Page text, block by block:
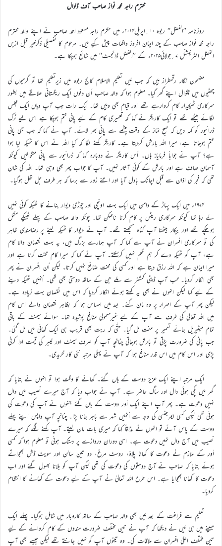
محترم راجہ محمد نواز صاحب آف ڈلوال
روزنامہ ’’الفضل‘‘ ربوہ ۱۰؍اپریل۲۰۱۴ء میں مکرم راجہ مسعود احمد صاحب نے اپنے والد محترم
راجہ محمد نواز صاحب کے چند ایمان افروز واقعات پیش کیے ہیں۔ مرحوم کا تفصیلی ذکرخیر قبل ازیں
الفضل انٹرنیشنل ۷؍جولائی۲۰۲۵ء کے ’’الفضل ڈائجسٹ‘‘ میں شائع ہوچکا ہے۔
مضمون نگار رقمطراز ہیں کہ جب مَیں تعلیم الاسلام کالج ربوہ میں زیرتعلیم تھا تو گرمیوں کی
چھٹیوں میں چکوال اپنے گھر گیا۔ معلوم ہوا کہ والد صاحب اُن دنوں ایک ریگستانی علاقے میں بطور
سرکاری ٹھیکیدار کام کروارہے تھے اور قیام بھی وہیں تھا۔ ایک رات جب آپ وہاں ایک مجلس
لگائے بیٹھے تھے تو ایک کاریگر نے کہا کہ تعمیری کام کے لیے پانی ختم ہوچکا ہے اس لیے ٹرک
ڈرائیور کو کہہ دیں کہ صبح نماز کے وقت چشمے سے پانی بھر لائے۔ آپ نے کہا کہ جب بھی پانی
ختم ہوجاتا ہے، میرا اللہ بارش کردیتا ہے۔ کاریگر کہنے لگا کہ کیا اللہ نے اس کا ٹھیکہ لیا ہوا
ہے؟ آپ نے جواباً فرمایا: ہاں۔ اُس کاریگر نے دوبارہ کہا کہ ڈرائیور سے پانی منگوالیں کیونکہ
آسمان صاف ہے اور بارش کے کوئی آثار نہیں۔ آپ کا جواب پھر بھی وہی تھا۔ اللہ کی شان
تھی کہ فجر کی اذان سے قبل اچانک بادل آیا اور اتنے زور سے برسا کہ ہر طرف جل تھل ہوگیا۔
۱۹۷۴ء میں ایک پہاڑ کے دامن میں ایک بہت اونچی اور چوڑی دیوار بنانے کا ٹھیکہ کوئی نہیں
لے رہا تھا کیونکہ سرکاری ریٹس پر کام کرنا ناممکن تھا۔ چونکہ والد صاحب کے پہلے ٹھیکے مکمل
ہوچکے تھے اور بیکار بیٹھنا آپ گناہ سمجھتے تھے۔ آپ نے دیوار کا ٹھیکہ لینے پر رضامندی ظاہر
کی تو سرکاری افسران نے آپ سے کہا کہ آپ ہمارے بزرگ ہیں، یہ بہت نقصان والا کام
ہے، آپ کو ٹھیکہ دے کر ہم ظلم نہیں کرسکتے۔ آپ نے کہا کہ میرا کام محنت کرنا ہے اور
میرا ایمان ہے کہ اللہ رزق دیتا ہے اور کسی کی محنت ضائع نہیں کرتا۔ لیکن اُن افسران نے پھر
بھی انکار کردیا۔ تب آپ ڈپٹی کمشنر سے ملے جن کے ساتھ دوستی بھی تھی۔ اُنہیں ٹھیکہ دینے
کے لیے کہا لیکن انہوں نے بھی یہ کہتے ہوئے انکار کردیا کہ اس میں نقصان بہت زیادہ ہے۔
لیکن پھر آپ کے اصرار پر وہ مان گئے۔ بعد میں احساس ہوا کہ بظاہر نقصان والے اس کام
میں اللہ تعالیٰ کی طرف سے آپ کے لیے غیرمعمولی منافع پوشیدہ تھا۔ سوائے سیمنٹ کے باقی
تمام میٹیریل جائے تعمیر پر مفت مل گیا۔ حتّٰی کہ ریت بھی قریب ہی ایک کھائی میں مل گئی۔
جب پانی کی ضرورت پڑتی تو بارش ہوجاتی چنانچہ آپ کو صرف سیمنٹ اور لیبر کی قیمت ادا کرنی
پڑی اور اس کام میں اس قدر منافع ہوا کہ آپ نے پہلی مرتبہ نئی کار خریدی۔
ایک مرتبہ اپنے ایک عزیز دوست کے ہاں گئے۔ کھانے کا وقت ہوا تو انہوں نے بتایا کہ
گھر میں پکی ہوئی دال اور ساگ حاضر ہے۔ آپ نے جواب دیا کہ آج میرے نصیب میں دال
نہیں دعوت ہے۔ پھر آپ اپنے ایک اَور دوست کے ہاں گئے جنہوں نے آپ کی دعوت کی
ہوئی تھی لیکن کسی ایمرجنسی کی وجہ سے اُنہیں شہر سے باہر جانا پڑا۔ چنانچہ آپ واپس اپنے پہلے
دوست کے پاس آئے تو انہوں نے مذاقاً کہا کہ میری بات مان لیتے۔ آپ کہنے لگے کہ میرے
نصیب میں آج دال نہیں دعوت ہے۔ اسی دوران دروازے پر دستک ہوئی تو معلوم ہوا کہ کسی
اَور کے ملازم نے دعوت کا کھانا پلاؤ، روسٹ مرغ، دو تین سالن اور سویٹ ڈش بھجواتے
ہوئے بتایا کہ صاحب نے آج دوستوں کی دعوت کی تھی لیکن آپ کو بلانا بھول گئے اور اب
دعوت کا کھانا بھجوایا ہے۔ اس طرح اللہ تعالیٰ نے آپ کے لیے دعوت کے کھانے کا انتظام
کردیا۔
تعلیم سے فراغت کے بعد مَیں بھی والد صاحب کے ساتھ کاروبار میں شامل ہوگیا۔ پہلے ایک
مہینے میں ہی مَیں نے دیکھا کہ آپ نے تین مختلف ضرورت مندوں کے کام کروانے کے لیے
تین مختلف اعلیٰ افسران سے ملاقات کی۔ وہ تینوں آپ کو نہیں جانتے تھے لیکن جیسے بھی آپ